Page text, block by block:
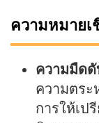
ความหมายเ
ความมืดดั
ความตระ
การให้เป